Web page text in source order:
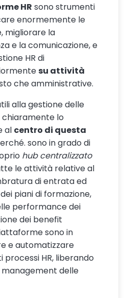
HR sono strumenti
enormemente le
migliorare la
e la comunicazione, e
HR di
su attività
che amministrative.
alla gestione delle
chiaramente lo
al centro di questa
sono in grado di
hub centralizzato
le attività relative al
di entrata ed
piani di formazione,
performance dei
dei benefit
sono in
e automatizzare
HR, liberando
delle